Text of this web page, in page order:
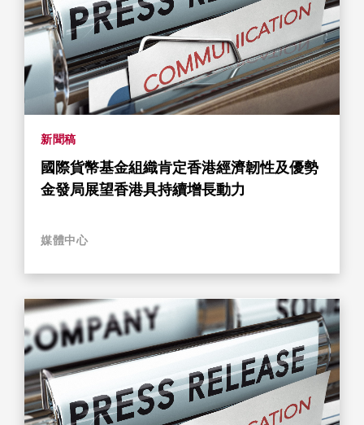
新聞稿
國際貨幣基金組織肯定香港經濟韌性及優勢
金發局展望香港具持續增長動力
媒體中心